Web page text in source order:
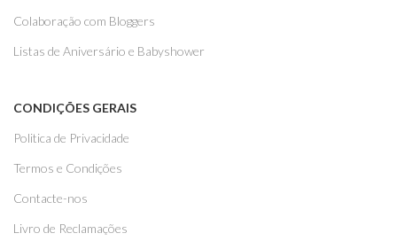
Colaboração com Bloggers
Listas de Aniversário e Babyshower
CONDIÇÕES GERAIS
Politica de Privacidade
Termos e Condições
Contacte-nos
Livro de Reclamações